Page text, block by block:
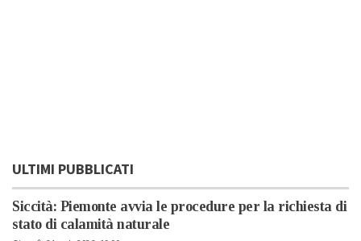
ULTIMI PUBBLICATI
Siccità: Piemonte avvia le procedure per la richiesta di
stato di calamità naturale